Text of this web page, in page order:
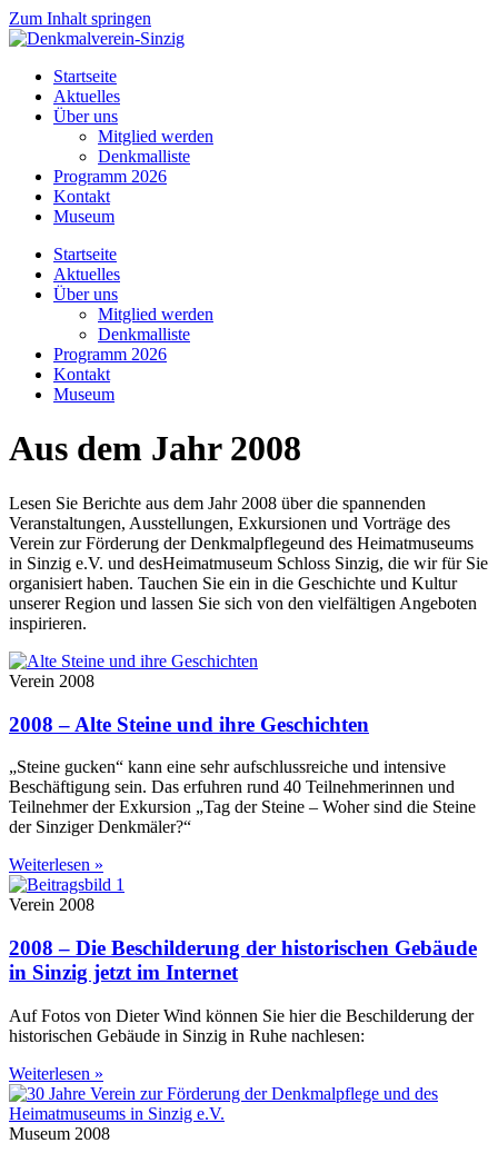
Zum Inhalt springen
Startseite
Aktuelles
Über uns
Mitglied werden
Denkmalliste
Programm 2026
Kontakt
Museum
Startseite
Aktuelles
Über uns
Mitglied werden
Denkmalliste
Programm 2026
Kontakt
Museum
Aus dem Jahr 2008
Lesen Sie Berichte aus dem Jahr 2008 über die spannenden
Veranstaltungen, Ausstellungen, Exkursionen und Vorträge des
Verein zur Förderung der Denkmalpflegeund des Heimatmuseums
in Sinzig e.V. und desHeimatmuseum Schloss Sinzig, die wir für Sie
organisiert haben. Tauchen Sie ein in die Geschichte und Kultur
unserer Region und lassen Sie sich von den vielfältigen Angeboten
inspirieren.
Verein 2008
2008 – Alte Steine und ihre Geschichten
„Steine gucken“ kann eine sehr aufschlussreiche und intensive
Beschäftigung sein. Das erfuhren rund 40 Teilnehmerinnen und
Teilnehmer der Exkursion „Tag der Steine – Woher sind die Steine
der Sinziger Denkmäler?“
Weiterlesen »
Verein 2008
2008 – Die Beschilderung der historischen Gebäude
in Sinzig jetzt im Internet
Auf Fotos von Dieter Wind können Sie hier die Beschilderung der
historischen Gebäude in Sinzig in Ruhe nachlesen:
Weiterlesen »
Museum 2008